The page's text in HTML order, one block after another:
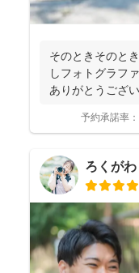
そのときそのと
しフォトグラフ
ありがとうござ
予約承諾率：
ろくが